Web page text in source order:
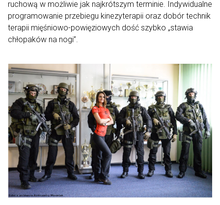
ruchową w możliwie jak najkrótszym terminie. Indywidualne
programowanie przebiegu kinezyterapii oraz dobór technik
terapii mięśniowo-powięziowych dość szybko „stawia
chłopaków na nogi”.